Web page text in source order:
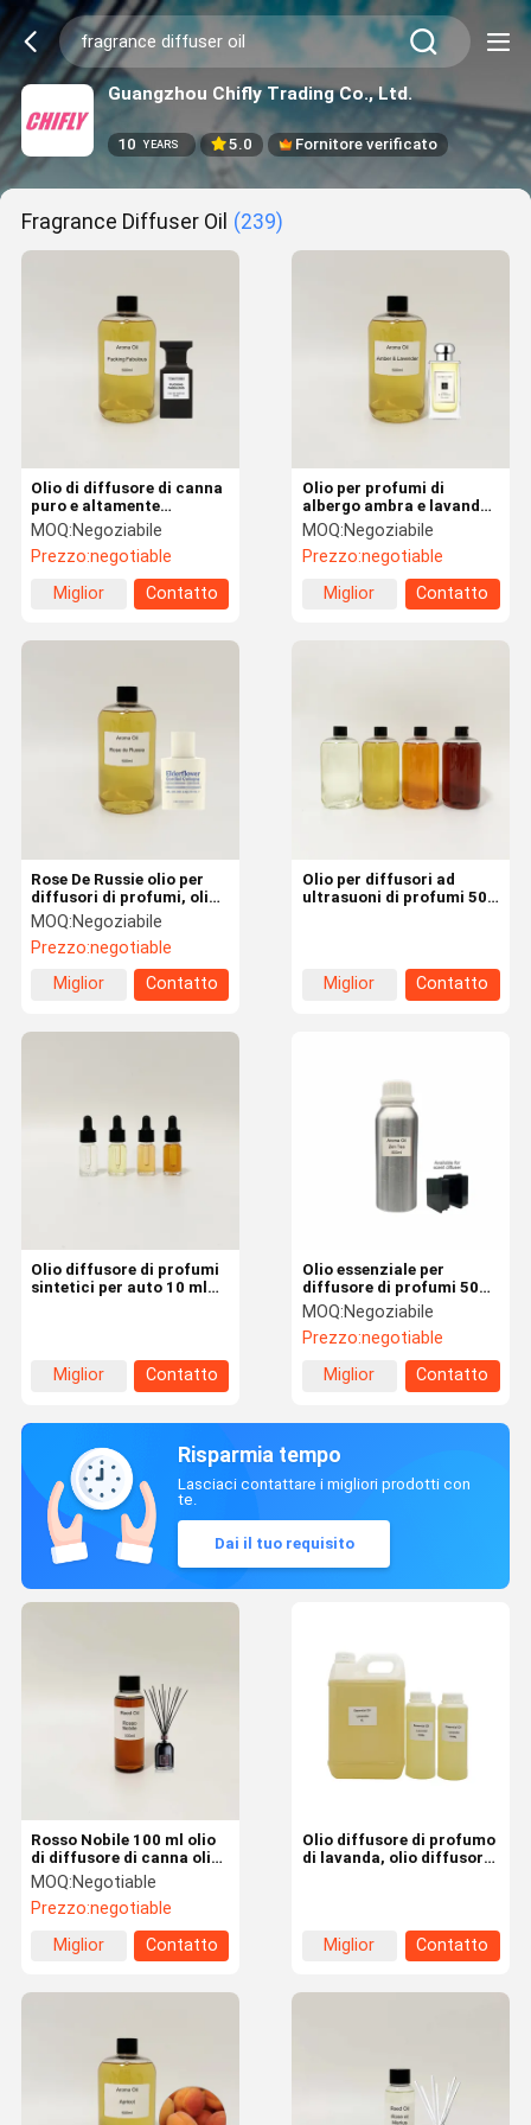
Guangzhou Chifly Trading Co., Ltd.
10 YEARS 5.0 Fornitore verificato
Fragrance Diffuser Oil (239)
Olio di diffusore di canna
puro e altamente
concentrato, favoloso
olio di diffusore di
profumo.
MOQ:Negoziabile
Prezzo:negotiable
Miglior
Contatto
Olio per profumi di
albergo ambra e lavanda
500 ml olio diffusore di
profumi per il corpo
duraturo
MOQ:Negoziabile
Prezzo:negotiable
Miglior
Contatto
Rose De Russie olio per
diffusori di profumi, olio
per profumi per donne di
lusso per la produzione di
spray.
MOQ:Negoziabile
Prezzo:negotiable
Miglior
Contatto
Olio per diffusori ad
ultrasuoni di profumi 500
Miglior
Contatto
Olio diffusore di profumi
sintetici per auto 10 ml
Miglior
Contatto
Olio essenziale per
diffusore di profumi 500
ml
MOQ:Negoziabile
Prezzo:negotiable
Miglior
Contatto
Risparmia tempo
Lasciaci contattare i migliori prodotti con
te.
Dai il tuo requisito
Olio diffusore di profumo
di lavanda, olio diffusore
Miglior
Contatto
Rosso Nobile 100 ml olio
di diffusore di canna olio
profumato per diffusore
MOQ:Negotiable
Prezzo:negotiable
Miglior
Contatto